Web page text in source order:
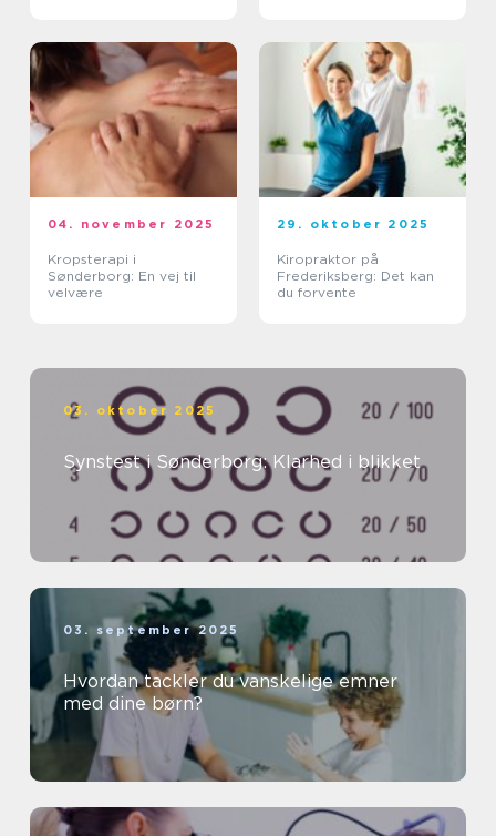
04. november 2025
Kropsterapi i
Sønderborg: En vej til
velvære
29. oktober 2025
Kiropraktor på
Frederiksberg: Det kan
du forvente
03. oktober 2025
Synstest i Sønderborg: Klarhed i blikket
03. september 2025
Hvordan tackler du vanskelige emner
med dine børn?